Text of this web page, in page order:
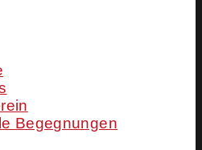
Begegnungen